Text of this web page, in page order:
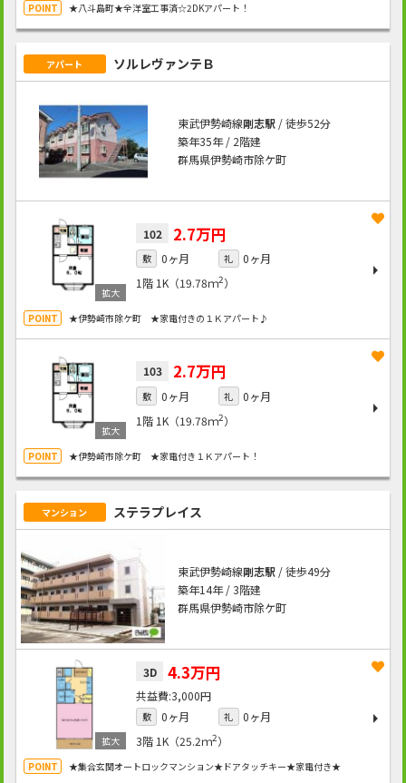
★八斗島町★全洋室工事済☆2DKアパート！
アパート ソルレヴァンテＢ
東武伊勢崎線剛志駅/ 徒歩52分
築年35年 / 2階建
群馬県伊勢崎市除ケ町
102 2.7万円
敷 0ヶ月 礼
0ヶ月
1階 1K（19.78ｍ2）
★伊勢崎市除ケ町 ★家電付きの１Ｋアパート♪
103 2.7万円
敷 0ヶ月 礼
0ヶ月
1階 1K（19.78ｍ2）
★伊勢崎市除ケ町 ★家電付き１Ｋアパート！
マンション ステラプレイス
東武伊勢崎線剛志駅/ 徒歩49分
築年14年 / 3階建
群馬県伊勢崎市除ケ町
3D 4.3万円
3,000円
敷 0ヶ月 礼
0ヶ月
3階 1K（25.2ｍ2）
★集合玄関オートロックマンション★ドアタッチキー★家電付き★